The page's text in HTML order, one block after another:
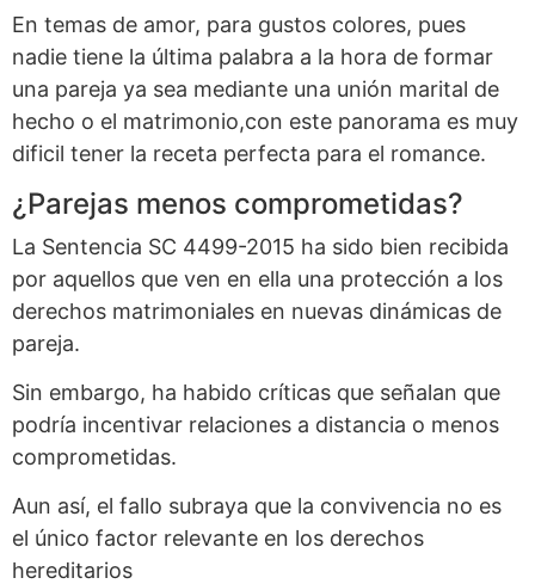
En temas de amor, para gustos colores, pues
nadie tiene la última palabra a la hora de formar
una pareja ya sea mediante una unión marital de
hecho o el matrimonio,con este panorama es muy
dificil tener la receta perfecta para el romance.
¿Parejas menos comprometidas?
La Sentencia SC 4499-2015 ha sido bien recibida
por aquellos que ven en ella una protección a los
derechos matrimoniales en nuevas dinámicas de
pareja.
Sin embargo, ha habido críticas que señalan que
podría incentivar relaciones a distancia o menos
comprometidas.
Aun así, el fallo subraya que la convivencia no es
el único factor relevante en los derechos
hereditarios